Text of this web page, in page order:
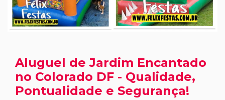
Aluguel de Jardim Encantado
no Colorado DF - Qualidade,
Pontualidade e Segurança!